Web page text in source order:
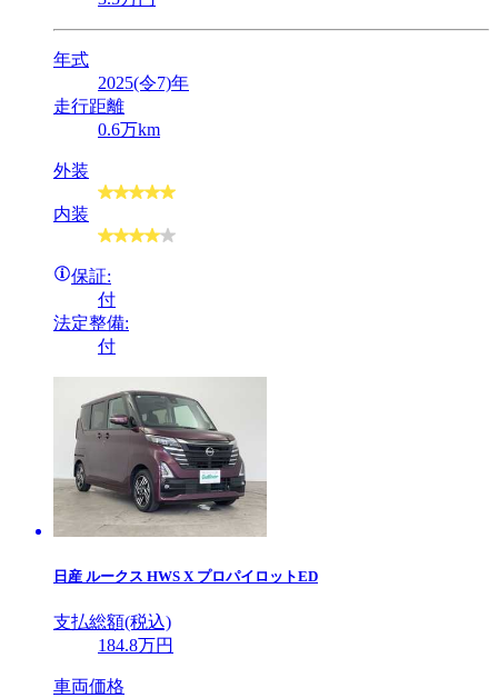
年式
2025(令7)年
走行距離
0.6万km
外装
内装
保証:
付
法定整備:
付
日産 ルークス HWS X プロパイロットED
支払総額(税込)
184.8万円
車両価格